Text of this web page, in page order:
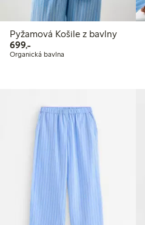
Pyžamová Košile z bavlny
699,-699,00 Kč
Organická bavlna